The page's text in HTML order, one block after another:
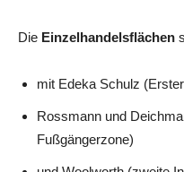
Die Einzelhandelsflächen
mit Edeka Schulz
Rossmann und
Fußgängerzone)